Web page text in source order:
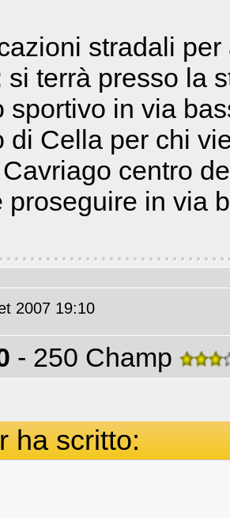
stradali
si terrà presso la
sportivo in via
di Cella per chi
centro
proseguire in via
2007 19:10
- 250 Champ
ha scritto: